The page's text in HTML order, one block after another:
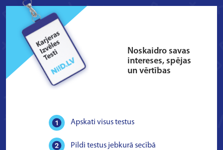
Noskaidro savas
intereses, spējas
un vērtības
Apskati visus testus
Pildi testus jebkurā secībā